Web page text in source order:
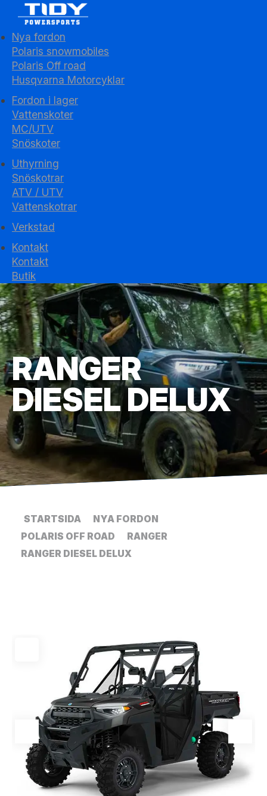
Nya fordon
Polaris snowmobiles
Polaris Off road
Husqvarna Motorcyklar
Fordon i lager
Vattenskoter
MC/UTV
Snöskoter
Uthyrning
Snöskotrar
ATV / UTV
Vattenskotrar
Verkstad
Kontakt
Kontakt
Butik
RANGER
DIESEL DELUX
STARTSIDA
NYA FORDON
POLARIS OFF ROAD
RANGER
RANGER DIESEL DELUX